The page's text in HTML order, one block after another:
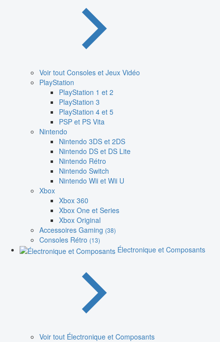
Voir tout Consoles et Jeux Vidéo
PlayStation
PlayStation 1 et 2
PlayStation 3
PlayStation 4 et 5
PSP et PS Vita
Nintendo
Nintendo 3DS et 2DS
Nintendo DS et DS Lite
Nintendo Rétro
Nintendo Switch
Nintendo Wii et Wii U
Xbox
Xbox 360
Xbox One et Series
Xbox Original
Accessoires Gaming (38)
Consoles Rétro (13)
Électronique et Composants
Voir tout Électronique et Composants